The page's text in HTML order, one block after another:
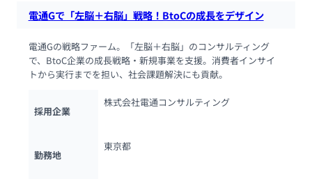
電通Gで「左脳＋右脳」戦略！BtoCの成長をデザイン
電通Gの戦略ファーム。「左脳＋右脳」のコンサルティング
で、BtoC企業の成長戦略・新規事業を支援。消費者インサイ
トから実行までを担い、社会課題解決にも貢献。
採用企業
株式会社電通コンサルティング
勤務地
東京都